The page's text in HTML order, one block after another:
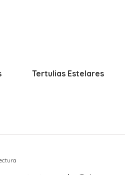
Tertulias Estelares